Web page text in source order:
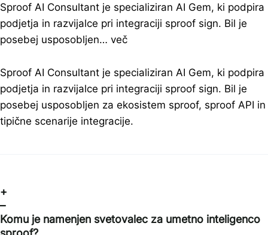
Sproof AI Consultant je specializiran AI Gem, ki podpira
podjetja in razvijalce pri integraciji sproof sign. Bil je
posebej usposobljen… več
Sproof AI Consultant je specializiran AI Gem, ki podpira
podjetja in razvijalce pri integraciji sproof sign. Bil je
posebej usposobljen za ekosistem sproof, sproof API in
tipične scenarije integracije.
+
–
Komu je namenjen svetovalec za umetno inteligenco